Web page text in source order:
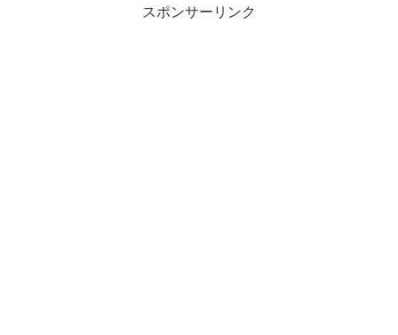
スポンサーリンク